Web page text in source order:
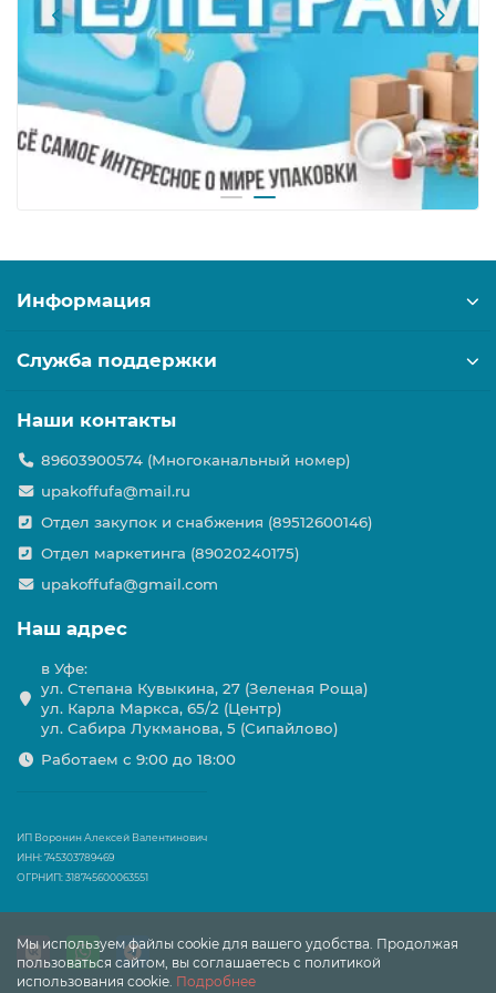
Мы используем файлы cookie для вашего удобства. Продолжая
пользоваться сайтом, вы соглашаетесь с политикой
использования cookie. Подробнее
Информация
Служба поддержки
Наши контакты
89603900574 (Многоканальный номер)
upakoffufa@mail.ru
Отдел закупок и снабжения (89512600146)
Отдел маркетинга (89020240175)
upakoffufa@gmail.com
Наш адрес
в Уфе:
ул. Степана Кувыкина, 27 (Зеленая Роща)
ул. Карла Маркса, 65/2 (Центр)
ул. Сабира Лукманова, 5 (Сипайлово)
Работаем с 9:00 до 18:00
ИП Воронин Алексей Валентинович
ИНН: 745303789469
ОГРНИП: 318745600063551